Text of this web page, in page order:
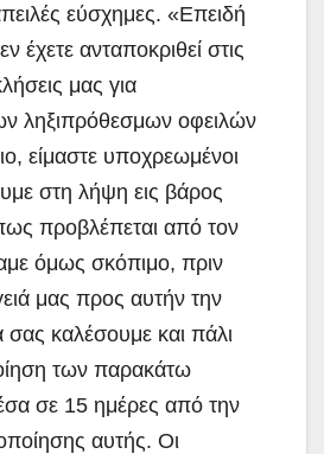
εύσχημες. «Επειδή
έχετε ανταποκριθεί στις
μας για
ληξιπρόθεσμων οφειλών
είμαστε υποχρεωμένοι
στη λήψη εις βάρος
προβλέπεται από τον
όμως σκόπιμο, πριν
μας προς αυτήν την
καλέσουμε και πάλι
των παρακάτω
σε 15 ημέρες από την
αυτής. Οι